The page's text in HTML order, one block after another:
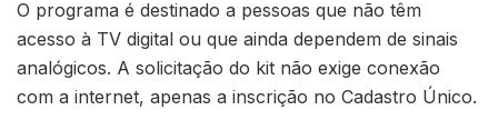
O programa é destinado a pessoas que não têm
acesso à TV digital ou que ainda dependem de sinais
analógicos. A solicitação do kit não exige conexão
com a internet, apenas a inscrição no Cadastro Único.